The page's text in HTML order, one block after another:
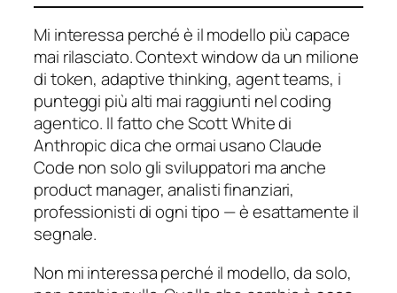
Mi interessa perché è il modello più capace
mai rilasciato. Context window da un milione
di token, adaptive thinking, agent teams, i
punteggi più alti mai raggiunti nel coding
agentico. Il fatto che Scott White di
Anthropic dica che ormai usano Claude
Code non solo gli sviluppatori ma anche
product manager, analisti finanziari,
professionisti di ogni tipo — è esattamente il
segnale.
Non mi interessa perché il modello, da solo,